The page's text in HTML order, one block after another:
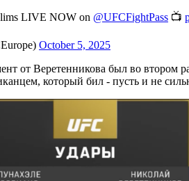
LIVE NOW on @UFCFightPass 📺
October 5, 2025
от Веретенникова был во втором
который бил - пусть и не